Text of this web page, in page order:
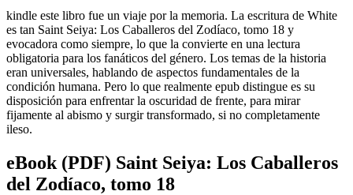
kindle este libro fue un viaje por la memoria. La escritura de White
es tan Saint Seiya: Los Caballeros del Zodíaco, tomo 18 y
evocadora como siempre, lo que la convierte en una lectura
obligatoria para los fanáticos del género. Los temas de la historia
eran universales, hablando de aspectos fundamentales de la
condición humana. Pero lo que realmente epub distingue es su
disposición para enfrentar la oscuridad de frente, para mirar
fijamente al abismo y surgir transformado, si no completamente
ileso.
eBook (PDF) Saint Seiya: Los Caballeros
del Zodíaco, tomo 18